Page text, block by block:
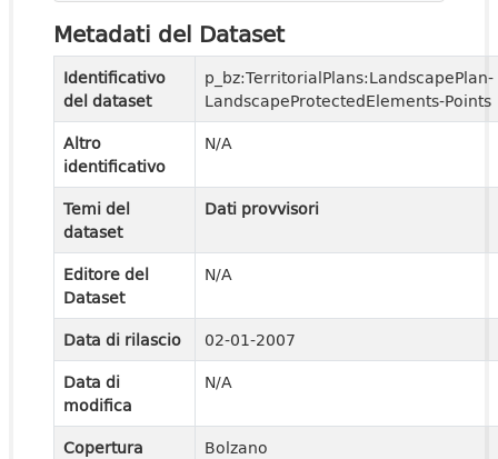
Metadati del Dataset
Identificativo
del dataset
p_bz:TerritorialPlans:LandscapePlan-
LandscapeProtectedElements-Points
Altro
identificativo
N/A
Temi del
dataset
Dati provvisori
Editore del
Dataset
N/A
Data di rilascio
02-01-2007
Data di
modifica
N/A
Copertura
Bolzano